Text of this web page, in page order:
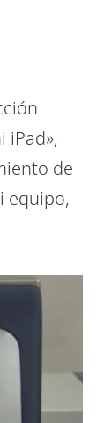
iPad»,
de
equipo,